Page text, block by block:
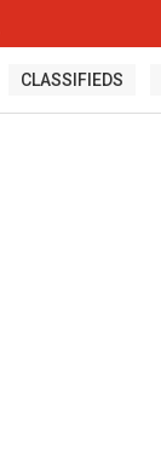
CLASSIFIEDS